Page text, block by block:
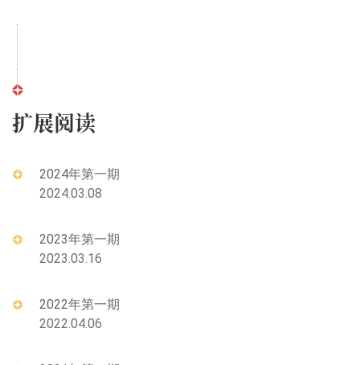
扩展阅读
2024年第一期
2024.03.08
2023年第一期
2023.03.16
2022年第一期
2022.04.06